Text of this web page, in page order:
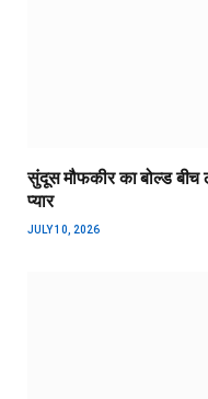
सुंदूस मौफकीर का बोल्ड
प्यार
JULY 10, 2026